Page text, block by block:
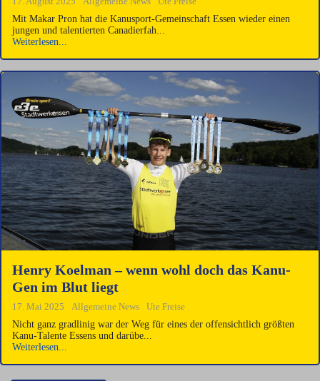
Mit Makar Pron hat die Kanusport-Gemeinschaft Essen wieder einen
jungen und talentierten Canadierfah...
Weiterlesen...
Henry Koelman – wenn wohl doch das Kanu-
Gen im Blut liegt
17. Mai 2025 Allgemeine News
Ute Freise
Nicht ganz gradlinig war der Weg für eines der offensichtlich größten
Kanu-Talente Essens und darübe...
Weiterlesen...